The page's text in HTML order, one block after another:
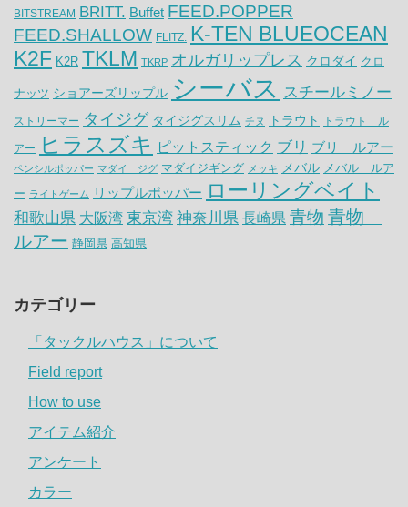
BITSTREAM BRITT. Buffet FEED.POPPER
FEED.SHALLOW FLITZ. K-TEN BLUEOCEAN
K2F K2R TKLM TKRP オルガリップレス クロダイ クロ
ナッツ ショアーズリップル シーバス スチールミノー
ストリーマー タイジグ タイジグスリム チヌ トラウト トラウト ル
アー ヒラスズキ ピットスティック ブリ ブリ ルアー
ペンシルポッパー マダイ ジグ マダイジギング メッキ メバル メバル ルア
ー ライトゲーム リップルポッパー ローリングベイト
和歌山県 大阪湾 東京湾 神奈川県 長崎県 青物 青物
ルアー 静岡県 高知県
カテゴリー
「タックルハウス」について
Field report
How to use
アイテム紹介
アンケート
カラー